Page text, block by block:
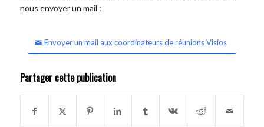
nous envoyer un mail :
Envoyer un mail aux coordinateurs de réunions Visios
Partager cette publication